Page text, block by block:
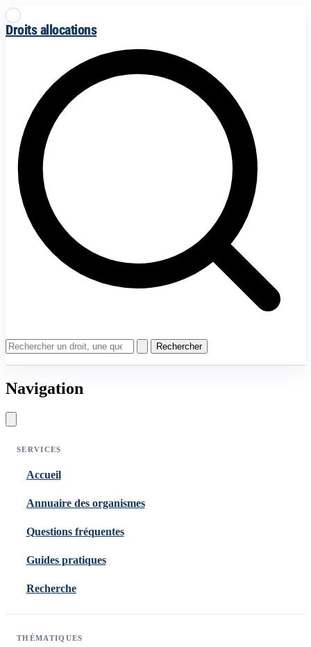
Droits allocations
Rechercher
Navigation
SERVICES
Accueil
Annuaire des organismes
Questions fréquentes
Guides pratiques
Recherche
THÉMATIQUES